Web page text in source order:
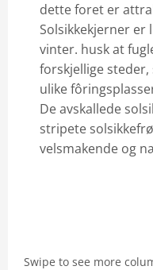
dette foret er
Solsikkekjerner
vinter. husk at
forskjellige
ulike
De avskallede
stripete
velsmakende og
Swipe to see more
AKTUELT
Karriere
Godt å vite